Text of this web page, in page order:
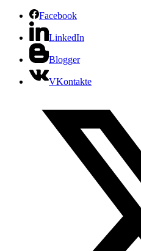
Facebook
LinkedIn
Blogger
VKontakte